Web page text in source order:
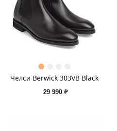
Челси Berwick 303VB Black
29 990 ₽